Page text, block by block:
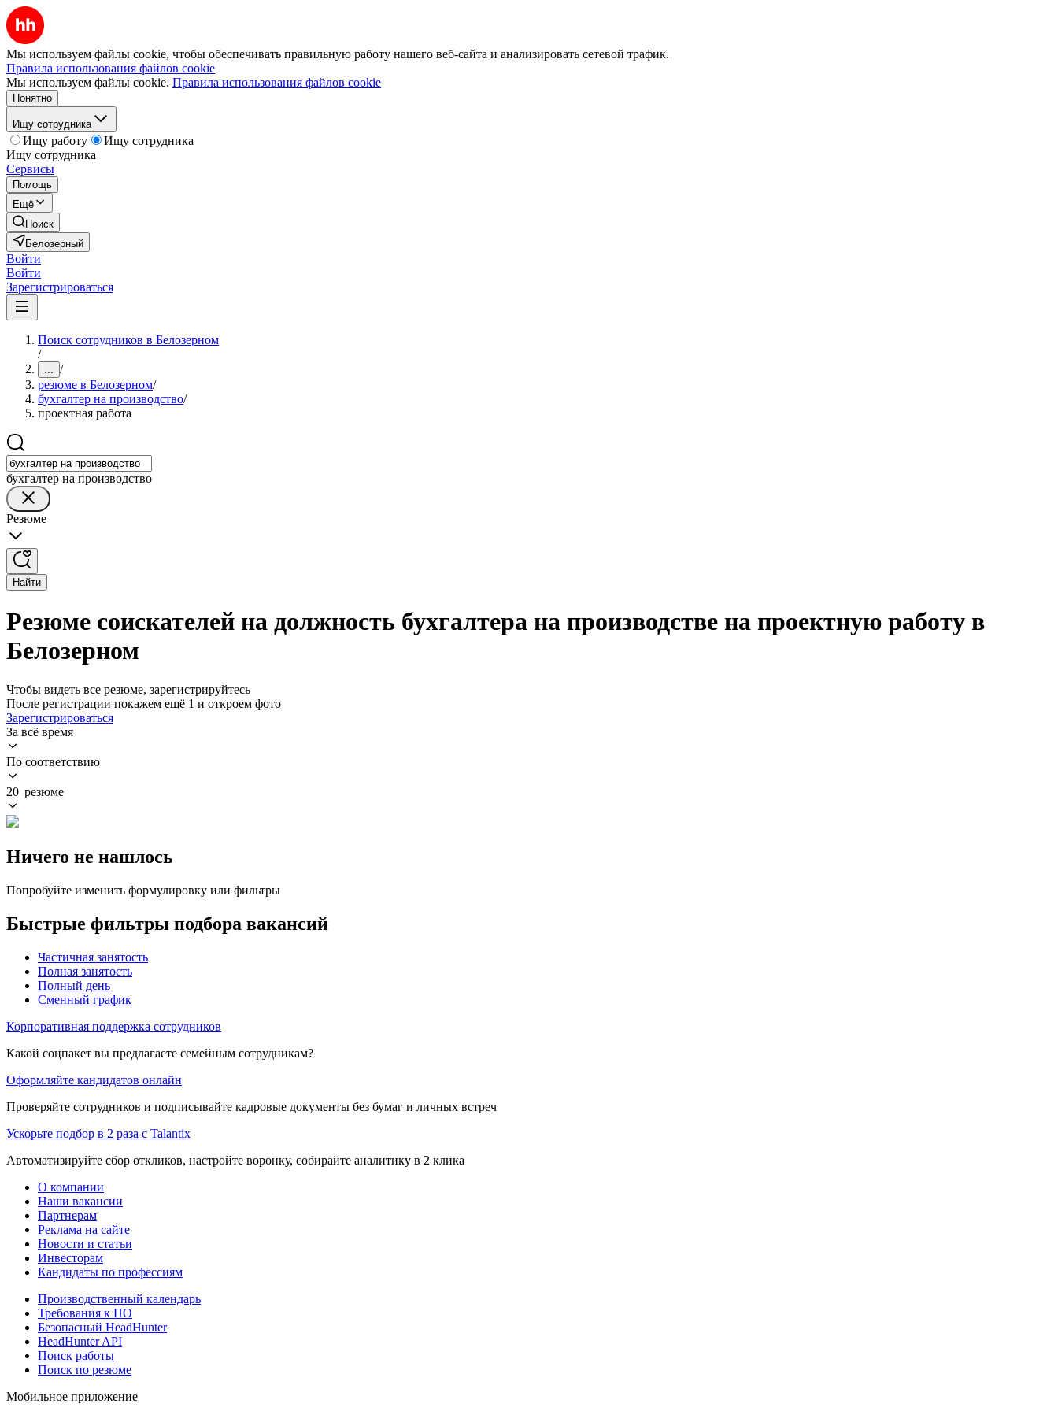
Мы используем файлы cookie, чтобы обеспечивать правильную работу нашего веб-сайта и анализировать сетевой трафик.
Правила использования файлов cookie
Мы используем файлы cookie. Правила использования файлов cookie
Понятно
Ищу сотрудника
Ищу работу
Ищу сотрудника
Ищу сотрудника
Сервисы
Помощь
Ещё
Поиск
Белозерный
Войти
Войти
Зарегистрироваться
Поиск сотрудников в Белозерном
/
... /
резюме в Белозерном/
бухгалтер на производство/
проектная работа
бухгалтер на производство
Резюме
Найти
Резюме соискателей на должность бухгалтера на производстве на проектную работу в
Белозерном
Чтобы видеть все резюме, зарегистрируйтесь
После регистрации покажем ещё 1 и откроем фото
Зарегистрироваться
За всё время
По соответствию
20 резюме
Ничего не нашлось
Попробуйте изменить формулировку или фильтры
Быстрые фильтры подбора вакансий
Частичная занятость
Полная занятость
Полный день
Сменный график
Корпоративная поддержка сотрудников
Какой соцпакет вы предлагаете семейным сотрудникам?
Оформляйте кандидатов онлайн
Проверяйте сотрудников и подписывайте кадровые документы без бумаг и личных встреч
Ускорьте подбор в 2 раза с Talantix
Автоматизируйте сбор откликов, настройте воронку, собирайте аналитику в 2 клика
О компании
Наши вакансии
Партнерам
Реклама на сайте
Новости и статьи
Инвесторам
Кандидаты по профессиям
Производственный календарь
Требования к ПО
Безопасный HeadHunter
HeadHunter API
Поиск работы
Поиск по резюме
Мобильное приложение